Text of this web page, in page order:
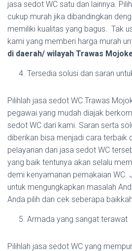
jasa sedot WC satu dan lainnya.
cukup murah jika dibandingkan
memiliki kualitas yang bagus. Tak
kami yang memberi harga murah
di daerah/ wilayah Trawas
Tersedia solusi dan saran
Pilihlah jasa sedot WC Trawas
pegawai yang mudah diajak
sedot WC dari kami. Saran serta
diberikan bisa menjadi cara terbaik
pelayanan dari jasa sedot WC
yang baik tentunya akan selalu
demi kenyamanan pemakaian WC.
untuk mengungkapkan masalah
Anda pilih dan cek seberapa
Armada yang sangat terawat
Pilihlah jasa sedot WC yang